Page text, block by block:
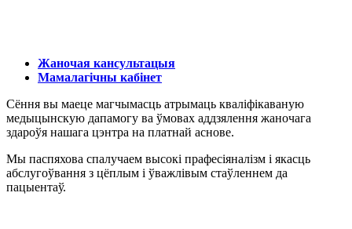
Жаночая кансультацыя
Мамалагічны кабінет
Сёння вы маеце магчымасць атрымаць кваліфікаваную
медыцынскую дапамогу ва ўмовах аддзялення жаночага
здароўя нашага цэнтра на платнай аснове.
Мы паспяхова спалучаем высокі прафесіяналізм і якасць
абслугоўвання з цёплым і ўважлівым стаўленнем да
пацыентаў.